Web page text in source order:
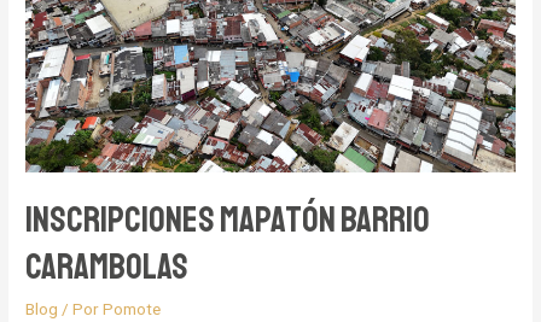
las
laderas
desde
la
conversación
comunitaria
ChatMap
Inscripciones Mapatón Barrio
Carambolas
Blog / PorPomote